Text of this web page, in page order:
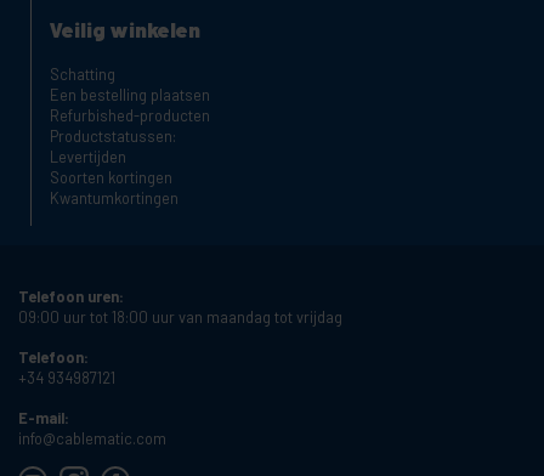
Veilig winkelen
Schatting
Een bestelling plaatsen
Refurbished-producten
Productstatussen:
Levertijden
Soorten kortingen
Kwantumkortingen
Telefoon uren:
09:00 uur tot 18:00 uur van maandag tot vrijdag
Telefoon:
+34 934987121
E-mail:
info@cablematic.com